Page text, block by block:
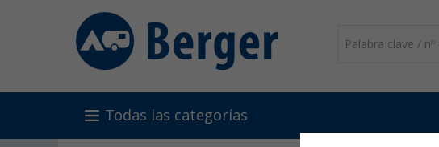
Todas las categorías